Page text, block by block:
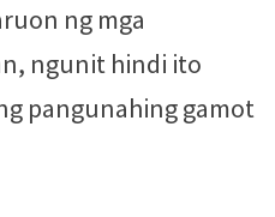
ng mga
ngunit hindi ito
pangunahing gamot